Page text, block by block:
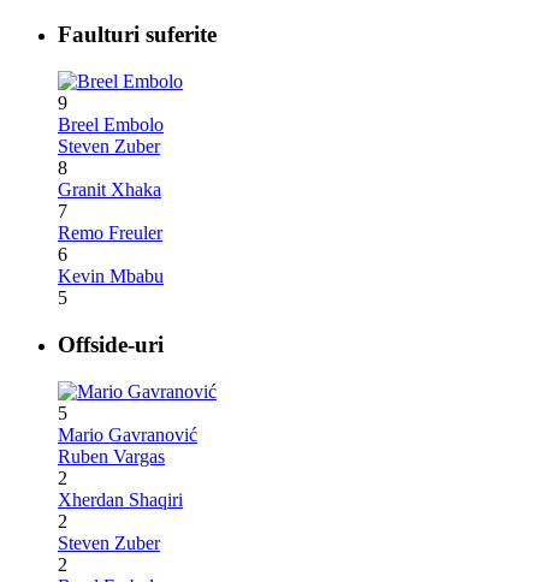
Faulturi suferite
9
Breel Embolo
Steven Zuber
8
Granit Xhaka
7
Remo Freuler
6
Kevin Mbabu
5
Offside-uri
5
Mario Gavranović
Ruben Vargas
2
Xherdan Shaqiri
2
Steven Zuber
2